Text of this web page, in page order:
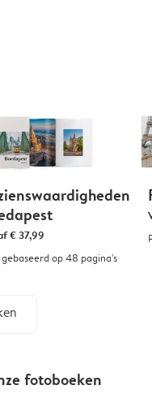
€ 37,99
gebaseerd op 48 pagina's
fotoboeken